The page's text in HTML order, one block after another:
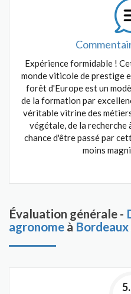
Expérience formidable !
monde viticole de prestige
forêt d'Europe est un
de la formation par
véritable vitrine des
végétale, de la
chance d'être passé par
moins
Évaluation générale -
agronome à